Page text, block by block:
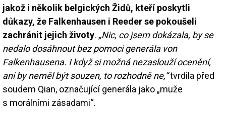
jakož i několik belgických Židů, kteří poskytli
důkazy, že Falkenhausen i Reeder se pokoušeli
zachránit jejich životy. „Nic, co jsem dokázala, by se
nedalo dosáhnout bez pomoci generála von
Falkenhausena. I když si možná nezaslouží ocenění,
ani by neměl být souzen, to rozhodně ne,“tvrdila před
soudem Qian, označující generála jako „muže
s morálními zásadami“.